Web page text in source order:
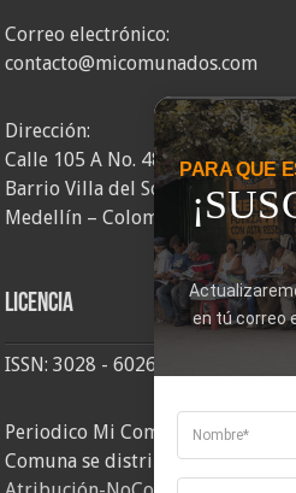
Correo electrónico:
contacto@micomunados.com
Dirección:
Calle 105 A No. 48AA – 58
Barrio Villa del Socorro
Medellín – Colombia
Licencia
ISSN: 3028 - 6026
Periodico Mi Comuna 2,
Comuna se distribuye bajo una
PARA QUE
en tú correo